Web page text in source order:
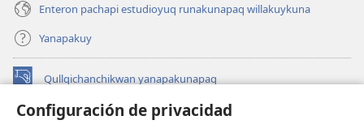
Configuración de privacidad
Enteron pachapi estudioyuq runakunapaq willakuykuna
Yanapakuy
Qullqichanchikwan yanapakunapaq
(abre
nueva INTERNETPI QILLQAKUNA Watchtower™